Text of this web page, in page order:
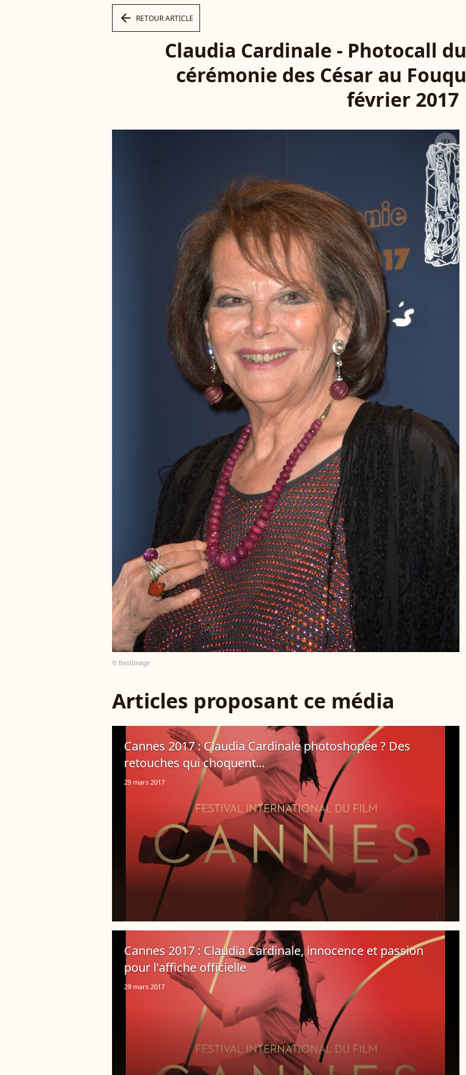
arrow_left RETOUR ARTICLE
Claudia Cardinale - Photocall
cérémonie des César au
février 2017
© BestImage
Articles proposant ce média
Cannes 2017 : Claudia Cardinale photoshopée ? Des
retouches qui choquent...
29 mars 2017
Cannes 2017 : Claudia Cardinale, innocence et passion
pour l'affiche officielle
29 mars 2017